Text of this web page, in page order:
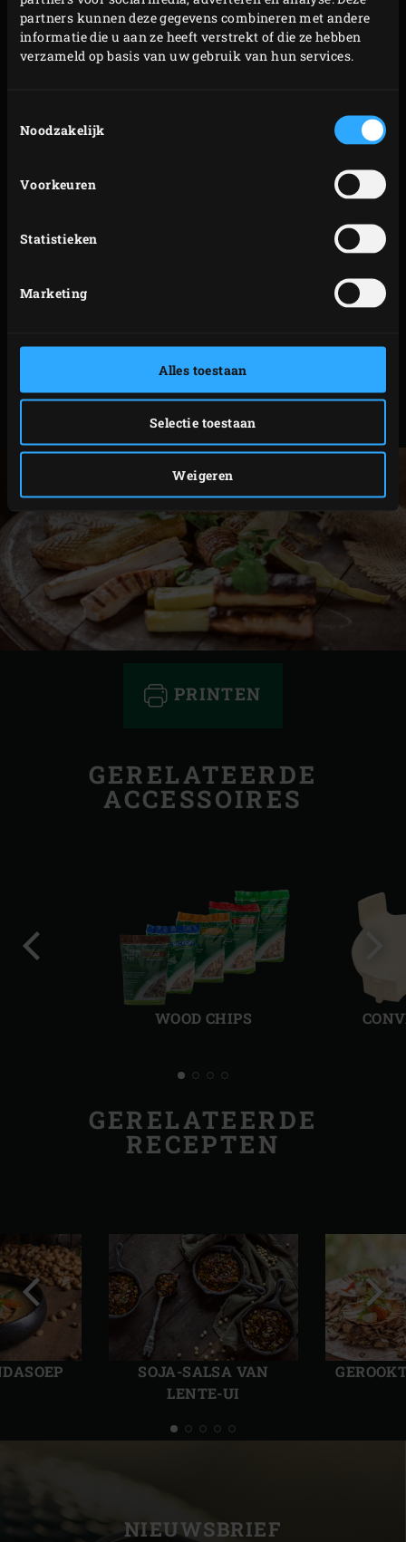
partners kunnen deze gegevens combineren met andere
informatie die u aan ze heeft verstrekt of die ze hebben
verzameld op basis van uw gebruik van hun services.
Noodzakelijk
Voorkeuren
Statistieken
Marketing
Alles toestaan
Selectie toestaan
Weigeren
Was intussen de preien en snijd de wortels en het
loof eraf. Snijd de preien elk in vier stukken. Leg
deze als de aardappels ca. 20 minuten hebben
prei in 15-20 minuten gaar; keer ze tijdens het
roosteren af en toe om. De buitenkant zal
Haal de preien en de skillet met de aardappels uit de
de deksel van de EGG en warm de kipfilets enkele
Haal de kipfilets uit de EGG, snijd ze in mooie
en de preistukjes over de borden. Duw de kern van
de prei een stukje uit het buitenste laagje en
bestrooi met peper en zout naar smaak. Serveer
met de soja-salsa.
PRINTEN
GERELATEERDE
ACCESSOIRES
WOOD CHIPS
slide
GERELATEERDE
RECEPTEN
SOJA-SALSA VAN
LENTE-UI
Vorige
slide
NIEUWSBRIEF